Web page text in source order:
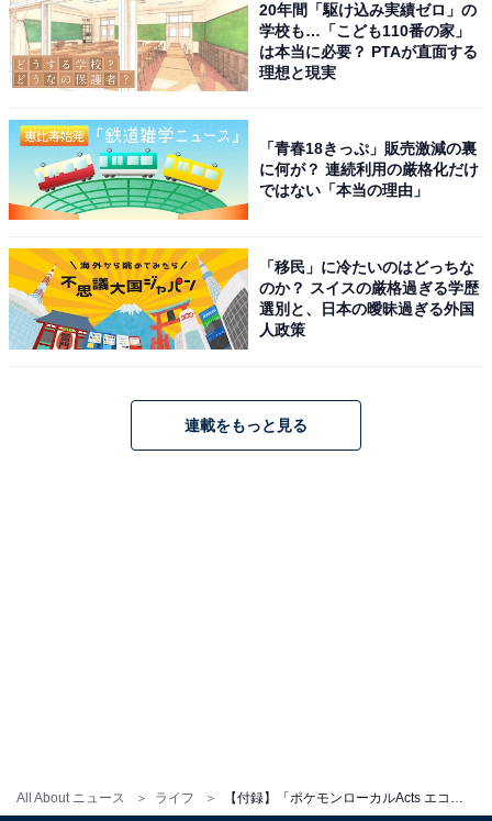
All About ニュース ライフ
ます。
20年間「駆け込み実績ゼロ」の
学校も…「こども110番の家」
は本当に必要？ PTAが直面する
理想と現実
「青春18きっぷ」販売激減の裏
に何が？ 連続利用の厳格化だけ
ではない「本当の理由」
「移民」に冷たいのはどっちな
のか？ スイスの厳格過ぎる学歴
選別と、日本の曖昧過ぎる外国
人政策
連載をもっと見る